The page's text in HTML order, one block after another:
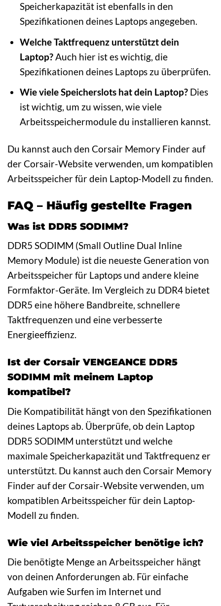
Speicherkapazität ist ebenfalls in den
Spezifikationen deines Laptops angegeben.
Welche Taktfrequenz unterstützt dein
Laptop?Auch hier ist es wichtig, die
Spezifikationen deines Laptops zu überprüfen.
Wie viele Speicherslots hat dein Laptop?Dies
ist wichtig, um zu wissen, wie viele
Arbeitsspeichermodule du installieren kannst.
Du kannst auch den Corsair Memory Finder auf
der Corsair-Website verwenden, um kompatiblen
Arbeitsspeicher für dein Laptop-Modell zu finden.
FAQ – Häufig gestellte Fragen
Was ist DDR5 SODIMM?
DDR5 SODIMM (Small Outline Dual Inline
Memory Module) ist die neueste Generation von
Arbeitsspeicher für Laptops und andere kleine
Formfaktor-Geräte. Im Vergleich zu DDR4 bietet
DDR5 eine höhere Bandbreite, schnellere
Taktfrequenzen und eine verbesserte
Energieeffizienz.
Ist der Corsair VENGEANCE DDR5
SODIMM mit meinem Laptop
kompatibel?
Die Kompatibilität hängt von den Spezifikationen
deines Laptops ab. Überprüfe, ob dein Laptop
DDR5 SODIMM unterstützt und welche
maximale Speicherkapazität und Taktfrequenz er
unterstützt. Du kannst auch den Corsair Memory
Finder auf der Corsair-Website verwenden, um
kompatiblen Arbeitsspeicher für dein Laptop-
Modell zu finden.
Wie viel Arbeitsspeicher benötige ich?
Die benötigte Menge an Arbeitsspeicher hängt
von deinen Anforderungen ab. Für einfache
Aufgaben wie Surfen im Internet und